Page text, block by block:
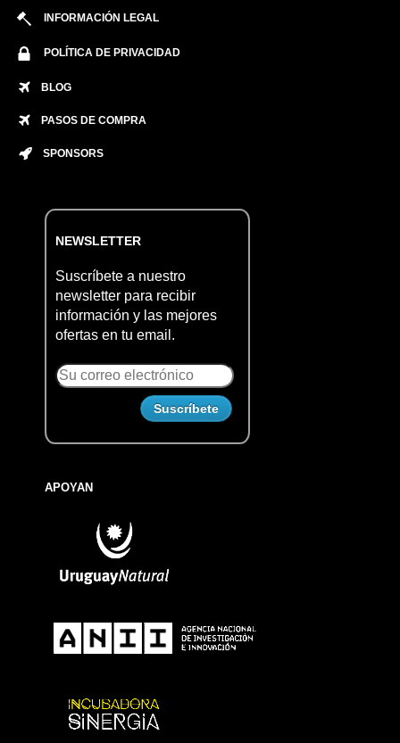
INFORMACIÓN LEGAL
POLÍTICA DE PRIVACIDAD
BLOG
PASOS DE COMPRA
SPONSORS
NEWSLETTER
Suscríbete a nuestro
newsletter para recibir
información y las mejores
ofertas en tu email.
APOYAN